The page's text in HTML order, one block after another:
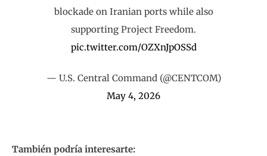
blockade on Iranian ports while also
supporting Project Freedom.
pic.twitter.com/OZXnJpOSSd
— U.S. Central Command (@CENTCOM)
May 4, 2026
También podría interesarte: